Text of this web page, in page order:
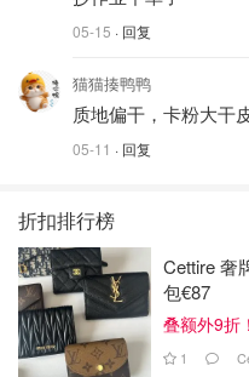
05-15 · 回复
猫猫揍鸭鸭
质地偏干，卡粉大干
05-11 · 回复
折扣排行榜
Cettire 奢
包€87
叠额外9折
1